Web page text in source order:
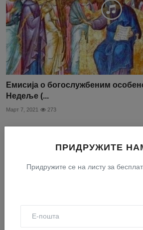
ПРИДРУЖИТЕ
Придружите се на листу за
Емисија о богослужбеним
Недеље (...
Март 7, 2021 273